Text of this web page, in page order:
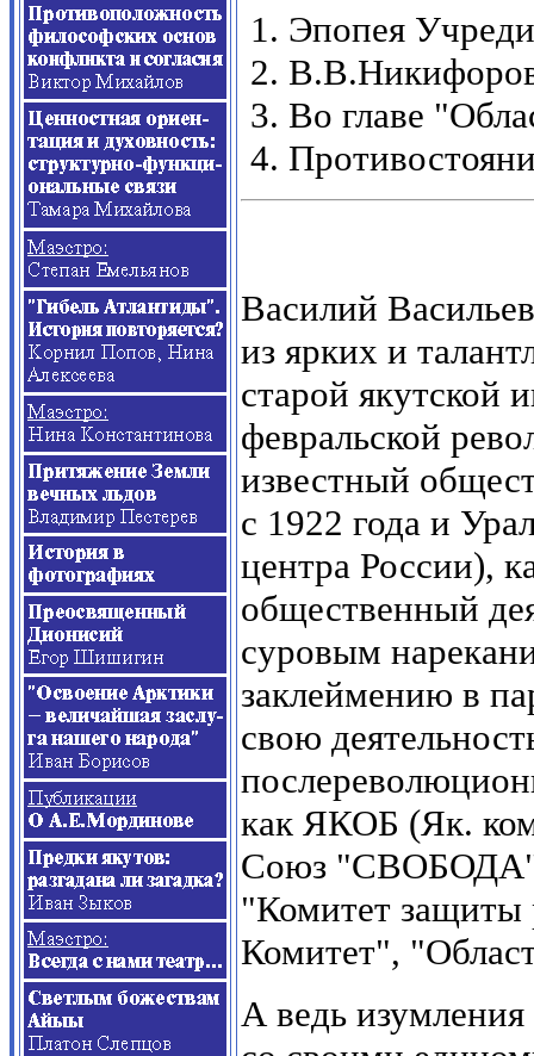
Эпопея
Во главе
Василий
из ярких и
старой якутской
февральской
известный
с 1922 года и
центра России),
общественный
суровым
заклеймению в
свою
как ЯКОБ (Як.
Союз "СВОБОДА",
"Комитет
Комитет",
А ведь